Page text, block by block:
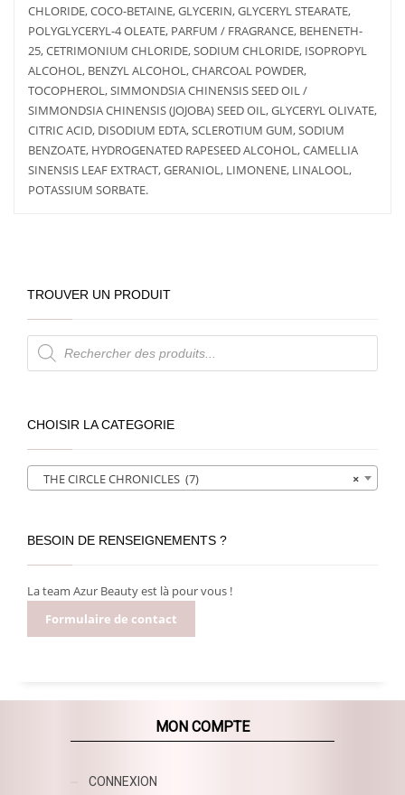
CHLORIDE, COCO-BETAINE, GLYCERIN, GLYCERYL STEARATE,
POLYGLYCERYL-4 OLEATE, PARFUM / FRAGRANCE, BEHENETH-
25, CETRIMONIUM CHLORIDE, SODIUM CHLORIDE, ISOPROPYL
ALCOHOL, BENZYL ALCOHOL, CHARCOAL POWDER,
TOCOPHEROL, SIMMONDSIA CHINENSIS SEED OIL /
SIMMONDSIA CHINENSIS (JOJOBA) SEED OIL, GLYCERYL OLIVATE,
CITRIC ACID, DISODIUM EDTA, SCLEROTIUM GUM, SODIUM
BENZOATE, HYDROGENATED RAPESEED ALCOHOL, CAMELLIA
SINENSIS LEAF EXTRACT, GERANIOL, LIMONENE, LINALOOL,
POTASSIUM SORBATE.
TROUVER UN PRODUIT
Recherche
de
produits
CHOISIR LA CATEGORIE
×
THE CIRCLE CHRONICLES (7)
BESOIN DE RENSEIGNEMENTS ?
La team Azur Beauty est là pour vous !
Formulaire de contact
MON COMPTE
CONNEXION